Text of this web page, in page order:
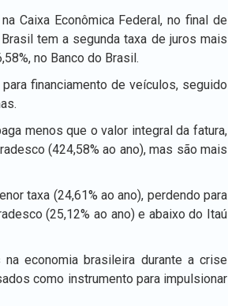
Caixa Econômica Federal, no final de
tem a segunda taxa de juros mais
no Banco do Brasil.
financiamento de veículos, seguido
menos que o valor integral da fatura,
(424,58% ao ano), mas são mais
taxa (24,61% ao ano), perdendo para
(25,12% ao ano) e abaixo do Itaú
economia brasileira durante a crise
como instrumento para impulsionar